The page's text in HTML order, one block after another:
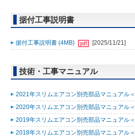
据付工事説明書
据付工事説明書 (4MB) [2025/11/21]
技術・工事マニュアル
2021年スリムエアコン別売部品マニュアル
2020年スリムエアコン別売部品マニュアル
2019年スリムエアコン別売部品マニュアル
2018年スリムエアコン別売部品マニュアル